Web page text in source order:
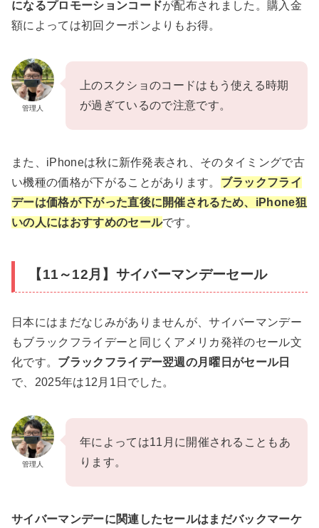
になるプロモーションコードが配布されました。購入金
額によっては初回クーポンよりもお得。
管理人
上のスクショのコードはもう使える時期
が過ぎているので注意です。
また、iPhoneは秋に新作発表され、そのタイミングで古
い機種の価格が下がることがあります。 ブラックフライ
デーは価格が下がった直後に開催されるため、 iPhone狙
いの人にはおすすめのセールです。
【11～12月】サイバーマンデーセール
日本にはまだなじみがありませんが、サイバーマンデー
もブラックフライデーと同じくアメリカ発祥のセール文
化です。 ブラックフライデー翌週の月曜日がセール日
で、2025年は12月1日でした。
管理人
年によっては11月に開催されることもあ
ります。
サイバーマンデーに関連したセールはまだバックマーケ